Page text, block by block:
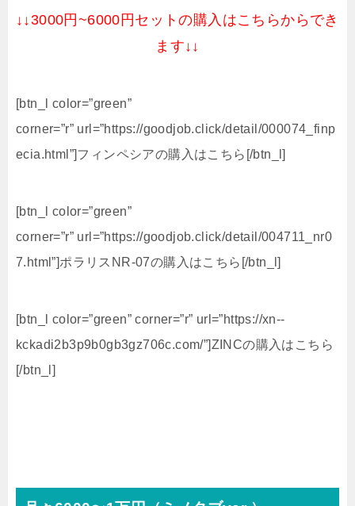
↓↓3000円~6000円セットの購入はこちらからでき
ます↓↓
[btn_l color=”green”
corner=”r” url=”https://goodjob.click/detail/000074_finp
ecia.html”]フィンペシアの購入はこちら[/btn_l]
[btn_l color=”green”
corner=”r” url=”https://goodjob.click/detail/004711_nr0
7.html”]ポラリスNR-07の購入はこちら[/btn_l]
[btn_l color=”green” corner=”r” url=”https://xn--
kckadi2b3p9b0gb3gz706c.com/”]ZINCの購入はこちら
[/btn_l]